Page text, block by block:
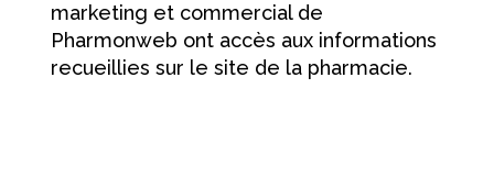
marketing et commercial de
Pharmonweb ont accès aux informations
recueillies sur le site de la pharmacie.